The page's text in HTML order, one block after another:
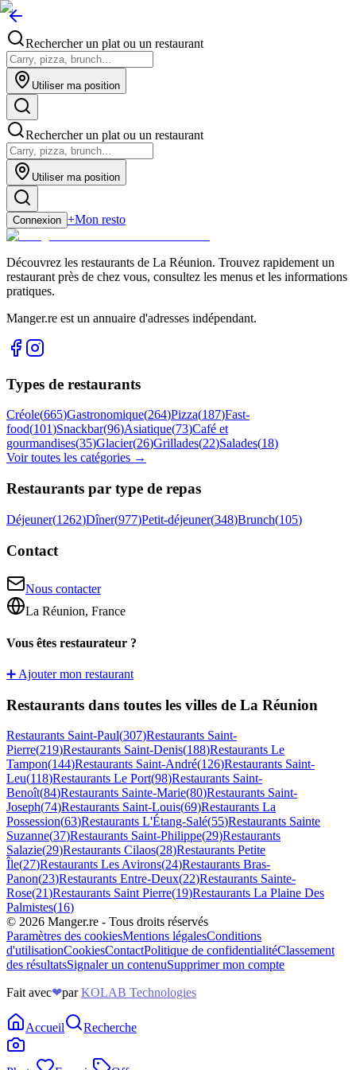
Rechercher un plat ou un restaurant
Utiliser ma position
Rechercher un plat ou un restaurant
Utiliser ma position
Connexion +Mon resto
Découvrez les restaurants de La Réunion. Trouvez rapidement un
restaurant près de chez vous, consultez les menus et les informations
pratiques.
Manger.re est un annuaire d'adresses indépendant.
Types de restaurants
Créole(665)Gastronomique(264)Pizza(187)Fast-
food(101)Snackbar(96)Asiatique(73)Café et
gourmandises(35)Glacier(26)Grillades(22)Salades(18)
Voir toutes les catégories →
Restaurants par type de repas
Déjeuner(1262)Dîner(977)Petit-déjeuner(348)Brunch(105)
Contact
Nous contacter
La Réunion, France
Vous êtes restaurateur ?
➕ Ajouter mon restaurant
Restaurants dans toutes les villes de La Réunion
Restaurants Saint-Paul(307)Restaurants Saint-
Pierre(219)Restaurants Saint-Denis(188)Restaurants Le
Tampon(144)Restaurants Saint-André(126)Restaurants Saint-
Leu(118)Restaurants Le Port(98)Restaurants Saint-
Benoît(84)Restaurants Sainte-Marie(80)Restaurants Saint-
Joseph(74)Restaurants Saint-Louis(69)Restaurants La
Possession(63)Restaurants L'Étang-Salé(55)Restaurants Sainte
Suzanne(37)Restaurants Saint-Philippe(29)Restaurants
Salazie(29)Restaurants Cilaos(28)Restaurants Petite
Île(27)Restaurants Les Avirons(24)Restaurants Bras-
Panon(23)Restaurants Entre-Deux(22)Restaurants Sainte-
Rose(21)Restaurants Saint Pierre(19)Restaurants La Plaine Des
Palmistes(16)
© 2026 Manger.re - Tous droits réservés
Paramètres des cookiesMentions légalesConditions
d'utilisationCookiesContactPolitique de confidentialitéClassement
des résultatsSignaler un contenuSupprimer mon compte
Fait avec❤par KOLAB Technologies
Accueil Recherche